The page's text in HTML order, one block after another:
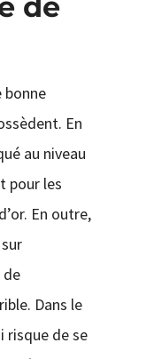
bonne
En
au niveau
pour les
En outre,
de
Dans le
risque de se